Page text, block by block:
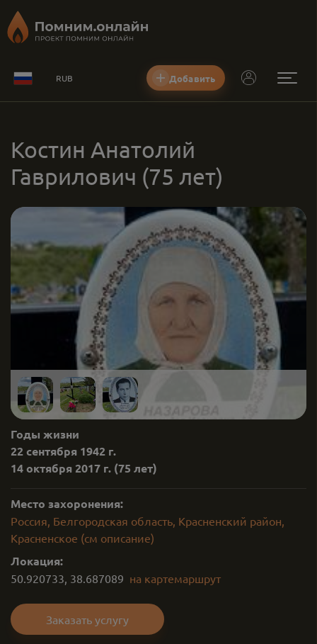
RUB Добавить
Костин Анатолий
Гаврилович (75 лет)
Годы жизни
22 сентября 1942 г.
14 октября 2017 г. (75 лет)
Место захоронения:
Россия, Белгородская область, Красненский район,
Красненское (см описание)
Локация:
50.920733, 38.687089 на картемаршрут
Заказать услугу